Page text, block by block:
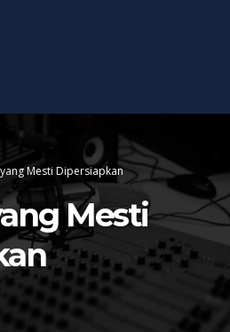
Mesti Dipersiapkan
Mesti